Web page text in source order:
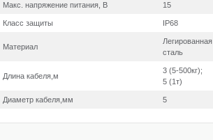
Макс. напряжение питания, В 15
Класс защиты IP68
Материал
Легированная
сталь
Длина кабеля,м
3 (5-500кг);
5 (1т)
Диаметр кабеля,мм 5